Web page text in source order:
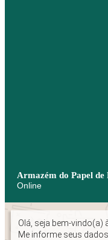
Armazém do Papel de
Online
Olá, seja bem-vindo(a)
Me informe seus